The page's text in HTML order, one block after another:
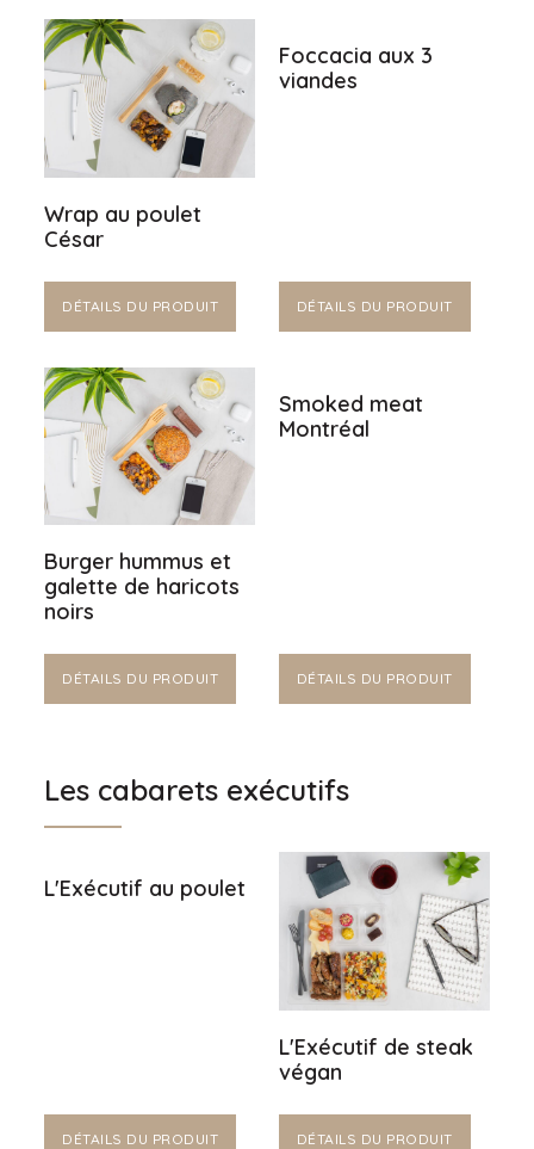
Wrap au poulet
César
DÉTAILS DU PRODUIT
Foccacia aux 3
viandes
DÉTAILS DU PRODUIT
Burger hummus et
galette de haricots
noirs
DÉTAILS DU PRODUIT
Smoked meat
Montréal
DÉTAILS DU PRODUIT
Les cabarets exécutifs
L'Exécutif au poulet
DÉTAILS DU PRODUIT
L'Exécutif de steak
végan
DÉTAILS DU PRODUIT